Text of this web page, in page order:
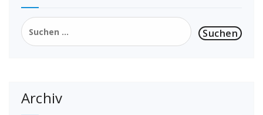
Suchen
nach:
Archiv